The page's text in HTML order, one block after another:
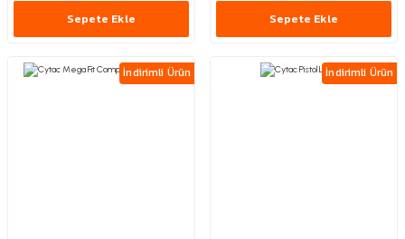
Sepete Ekle Sepete Ekle
İndirimli Ürün İndirimli Ürün